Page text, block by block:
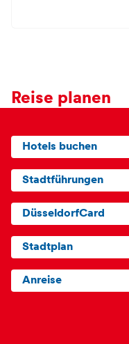
Reise planen
Hotels buchen
Stadtführungen
DüsseldorfCard
Stadtplan
Anreise